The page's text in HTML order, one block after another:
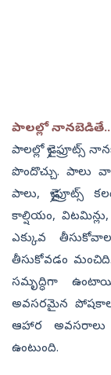
పాలల్లో నానబెడితే..
పాలల్లో డ్రై ఫ్రూట్స్‌
పొందొచ్చు. పాలు
పాలు, డ్రైఫ్రూట్స్‌
కాల్షియం,
ఎక్కువ
తీసుకోవడం మంచిది.
సమృద్ధిగా
అవసరమైన పోషకాలను
ఆహార అవసరాలు
ఉంటుంది.